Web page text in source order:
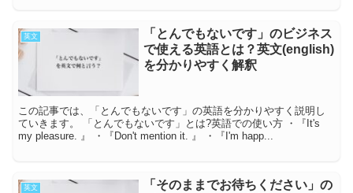
英文
「とんでもないです」のビジネス
で使える英語とは？英文(english)
を分かりやすく解釈
この記事では、「とんでもないです」の英語を分かりやすく説明し
ていきます。 「とんでもないです」とは?英語での使い方 ・『It's
my pleasure. 』 ・『Don't mention it. 』 ・『I'm happ...
英文
「そのままでお待ちください」の